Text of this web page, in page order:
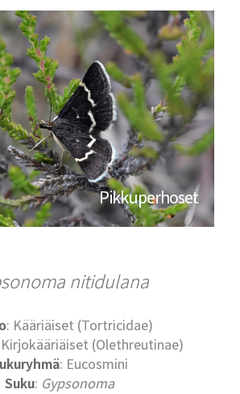
Pikkuperhoset
nitidulana
: Kääriäiset (Tortricidae)
(Olethreutinae)
: Eucosmini
Suku: Gypsonoma